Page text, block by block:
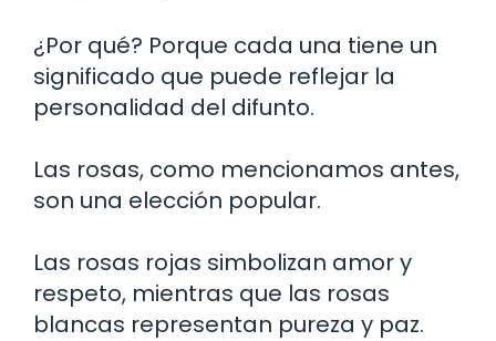
¿Por qué? Porque cada una tiene un
significado que puede reflejar la
personalidad del difunto.
Las rosas, como mencionamos antes,
son una elección popular.
Las rosas rojas simbolizan amor y
respeto, mientras que las rosas
blancas representan pureza y paz.